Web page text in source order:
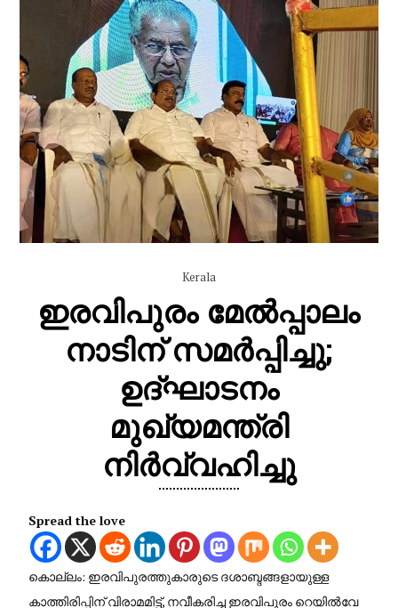
Kerala
ഇരവിപുരം മേൽപ്പാലം
നാടിന് സമർപ്പിച്ചു;
ഉദ്ഘാടനം
മുഖ്യമന്ത്രി
നിർവ്വഹിച്ചു
Spread the love
കൊല്ലം: ഇരവിപുരത്തുകാരുടെ ദശാബ്ദങ്ങളായുള്ള
കാത്തിരിപ്പിന് വിരാമമിട്ട്, നവീകരിച്ച ഇരവിപുരം റെയിൽവേ